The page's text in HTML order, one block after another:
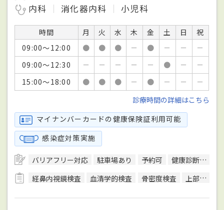
内科
消化器内科 小児科
時間 月 火 水 木 金 土 日
祝
09:00～12:00
● ● ● － ● － －
－
09:00～12:30
－ － － － － ● －
－
15:00～18:00
● ● ● － ● － －
－
診療時間の詳細はこちら
マイナンバーカードの健康保険証利用可能
感染症対策実施
バリアフリー対応 駐車場あり 予約可 健康診断対応
経鼻内視鏡検査
血清学的検査 骨密度検査 上部内視鏡検査